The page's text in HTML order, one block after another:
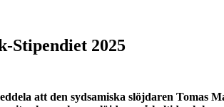
Stipendiet 2025
att den sydsamiska slöjdaren Tomas